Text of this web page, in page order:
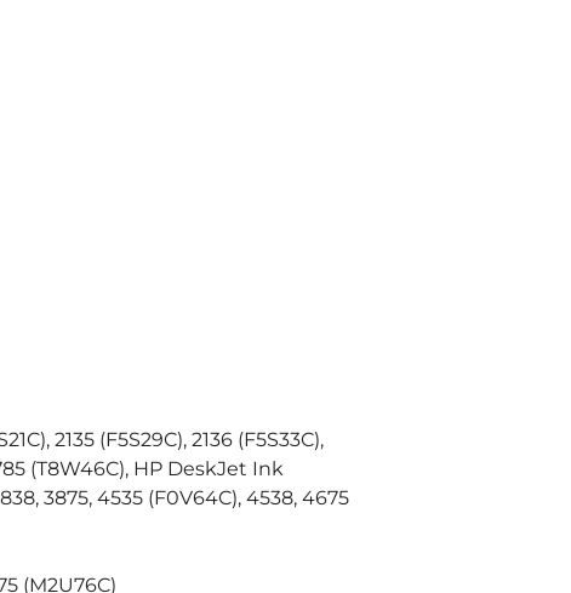
2135 (F5S29C), 2136 (F5S33C),
(T8W46C), HP DeskJet Ink
3875, 4535 (F0V64C), 4538, 4675
(M2U76C)